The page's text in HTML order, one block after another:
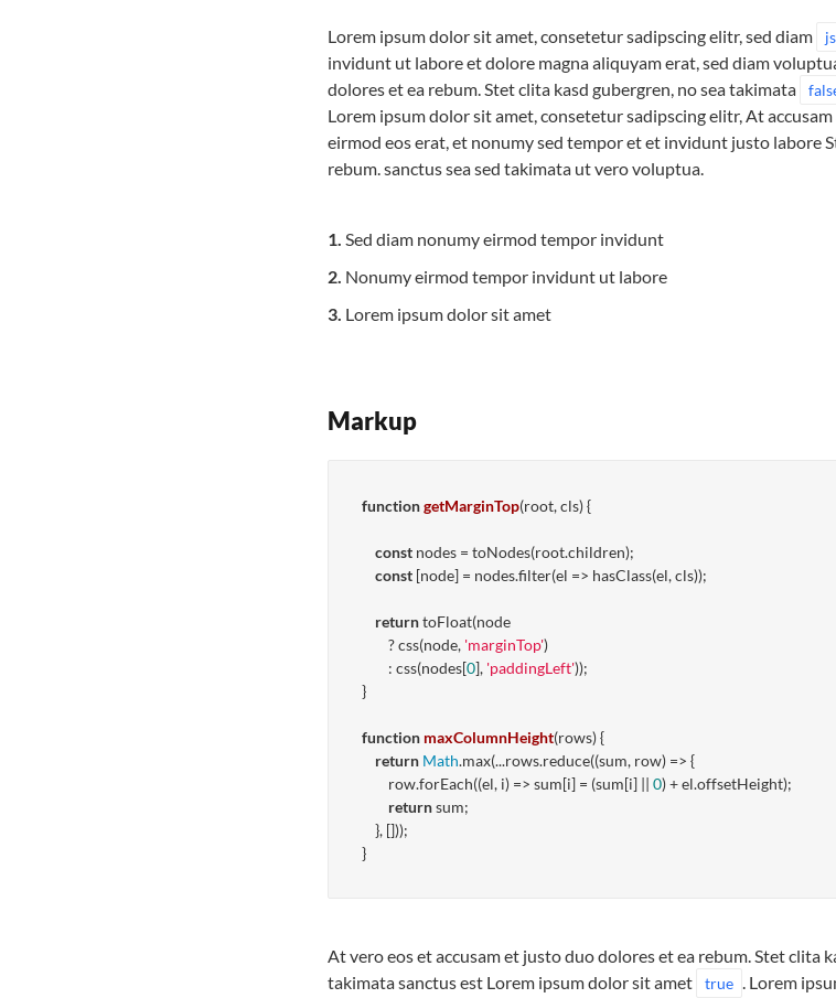
Lorem ipsum dolor sit amet, consetetur sadipscing elitr, sed diam
invidunt ut labore et dolore magna aliquyam erat, sed diam
dolores et ea rebum. Stet clita kasd gubergren, no sea takimata
Lorem ipsum dolor sit amet, consetetur sadipscing elitr, At
eirmod eos erat, et nonumy sed tempor et et invidunt justo labore
rebum. sanctus sea sed takimata ut vero voluptua.
1. Sed diam nonumy eirmod tempor invidunt
2. Nonumy eirmod tempor invidunt ut labore
3. Lorem ipsum dolor sit amet
Markup
functiongetMarginTop(root, cls) {
const nodes = toNodes(root.children);
const [node] = nodes.filter(el => hasClass(el, cls));
return toFloat(node
        ? css(node,
'marginTop')
        : css(nodes[
0], 'paddingLeft'));
}
function maxColumnHeight(rows) {
return Math.max(...rows.reduce((sum, row) => {
        row.forEach(
(el, i) => sum[i] = (sum[i] || 0) + el.offsetHeight);
return sum;
    }, []));
At vero eos et accusam et justo duo dolores et ea rebum. Stet clita
takimata sanctus est Lorem ipsum dolor sit amet
true . Lorem